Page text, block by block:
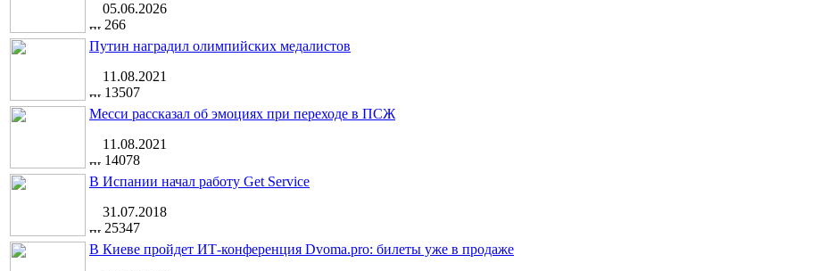
05.06.2026
266
Путин наградил олимпийских медалистов
11.08.2021
13507
Месси рассказал об эмоциях при переходе в ПСЖ
11.08.2021
14078
В Испании начал работу Get Service
31.07.2018
25347
В Киеве пройдет ИТ-конференция Dvoma.pro: билеты уже в продаже